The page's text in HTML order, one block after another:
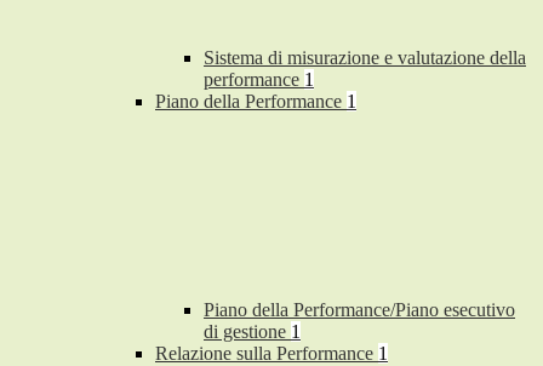
Sistema di misurazione e valutazione della
performance 1
Piano della Performance 1
Piano della Performance/Piano esecutivo
di gestione 1
Relazione sulla Performance 1